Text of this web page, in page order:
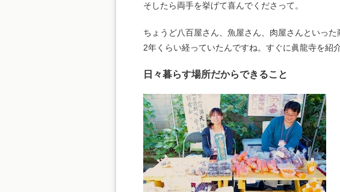
そしたら両手を挙げて喜んでくださって。
ちょうど八百屋さん、魚屋さん、肉屋さんといっ
2年くらい経っていたんですね。すぐに眞龍寺を紹
日々暮らす場所だからできること